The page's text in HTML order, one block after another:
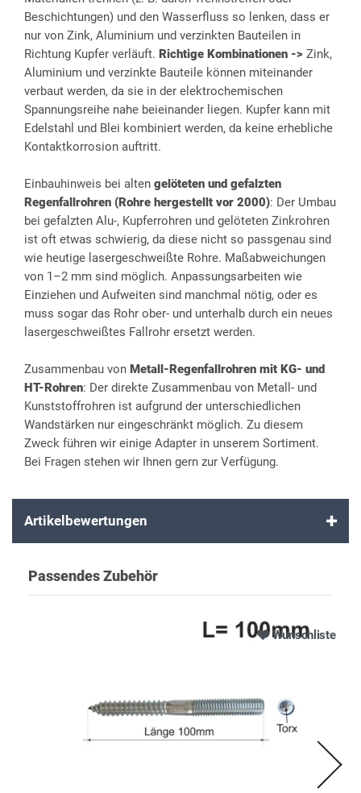
Beschichtungen) und den Wasserfluss so lenken, dass er
nur von Zink, Aluminium und verzinkten Bauteilen in
Richtung Kupfer verläuft. Richtige Kombinationen -> Zink,
Aluminium und verzinkte Bauteile können miteinander
verbaut werden, da sie in der elektrochemischen
Spannungsreihe nahe beieinander liegen. Kupfer kann mit
Edelstahl und Blei kombiniert werden, da keine erhebliche
Kontaktkorrosion auftritt.
Einbauhinweis bei alten gelöteten und gefalzten
Regenfallrohren (Rohre hergestellt vor 2000): Der Umbau
bei gefalzten Alu-, Kupferrohren und gelöteten Zinkrohren
ist oft etwas schwierig, da diese nicht so passgenau sind
wie heutige lasergeschweißte Rohre. Maßabweichungen
von 1–2 mm sind möglich. Anpassungsarbeiten wie
Einziehen und Aufweiten sind manchmal nötig, oder es
muss sogar das Rohr ober- und unterhalb durch ein neues
lasergeschweißtes Fallrohr ersetzt werden.
Zusammenbau von Metall-Regenfallrohren mit KG- und
HT-Rohren: Der direkte Zusammenbau von Metall- und
Kunststoffrohren ist aufgrund der unterschiedlichen
Wandstärken nur eingeschränkt möglich. Zu diesem
Zweck führen wir einige Adapter in unserem Sortiment.
Bei Fragen stehen wir Ihnen gern zur Verfügung.
Artikelbewertungen
Passendes Zubehör
Wunschliste